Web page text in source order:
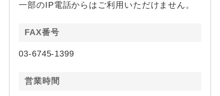
一部のIP電話からはご利用いただけません。
FAX番号
03-6745-1399
営業時間